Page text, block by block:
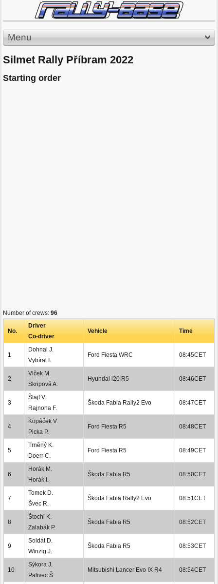
Menu
Silmet Rally Příbram 2022
Starting order
Number of crews: 96
No.
Driver
Co-driver
Vehicle Time
1
Dohnal J.
Vybíral I.
Ford Fiesta WRC 08:45CET
2
Vlček M.
Skripová A.
Hyundai i20 R5 08:46CET
3
Štajf V.
Rajnoha F.
Škoda Fabia Rally2 Evo 08:47CET
4
Kopáček V.
Picka P.
Ford Fiesta R5 08:48CET
5
Trněný K.
Doerr C.
Ford Fiesta R5 08:49CET
6
Horák M.
Horák I.
Škoda Fabia R5 08:50CET
7
Tomek D.
Švec R.
Škoda Fabia Rally2 Evo 08:51CET
8
Štochl K.
Zalabák P.
Škoda Fabia R5 08:52CET
9
Soldát D.
Winzig J.
Škoda Fabia R5 08:53CET
10
Sýkora J.
Palivec Š.
Mitsubishi Lancer Evo IX R4 08:54CET